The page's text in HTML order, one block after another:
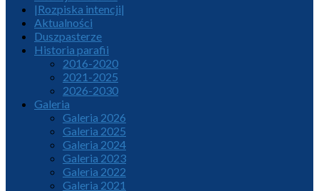
|Rozpiska intencji|
Aktualności
Duszpasterze
Historia parafii
2016-2020
2021-2025
2026-2030
Galeria
Galeria 2026
Galeria 2025
Galeria 2024
Galeria 2023
Galeria 2022
Galeria 2021